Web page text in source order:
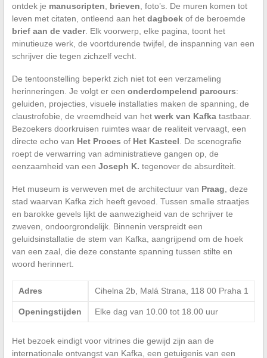
ontdek je manuscripten brieven , foto’s. De muren komen tot
leven met citaten, ontleend aan het dagboekof de beroemde
brief aan de vader. Elk voorwerp, elke pagina, toont het
minutieuze werk, de voortdurende twijfel, de inspanning van een
schrijver die tegen zichzelf vecht.
De tentoonstelling beperkt zich niet tot een verzameling
herinneringen. Je volgt er een onderdompelend parcours:
geluiden, projecties, visuele installaties maken de spanning, de
claustrofobie, de vreemdheid van het werk van Kafkatastbaar.
Bezoekers doorkruisen ruimtes waar de realiteit vervaagt, een
directe echo van Het Proces of Het Kasteel . De scenografie
roept de verwarring van administratieve gangen op, de
eenzaamheid van een Joseph K. tegenover de absurditeit.
Het museum is verweven met de architectuur van Praag , deze
stad waarvan Kafka zich heeft gevoed. Tussen smalle straatjes
en barokke gevels lijkt de aanwezigheid van de schrijver te
zweven, ondoorgrondelijk. Binnenin verspreidt een
geluidsinstallatie de stem van Kafka, aangrijpend om de hoek
van een zaal, die deze constante spanning tussen stilte en
woord herinnert.
Adres Cihelna 2b, Malá Strana, 118 00 Praha 1
Openingstijden Elke dag van 10.00 tot 18.00 uur
Het bezoek eindigt voor vitrines die gewijd zijn aan de
internationale ontvangst van Kafka, een getuigenis van een